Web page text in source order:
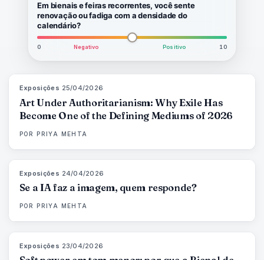
Em bienais e feiras recorrentes, você sente
renovação ou fadiga com a densidade do
calendário?
0 Negativo Positivo 10
Exposições 25/04/2026
Art Under Authoritarianism: Why Exile Has
Become One of the Defining Mediums of 2026
POR PRIYA MEHTA
Exposições 24/04/2026
Se a IA faz a imagem, quem responde?
POR PRIYA MEHTA
Exposições 23/04/2026